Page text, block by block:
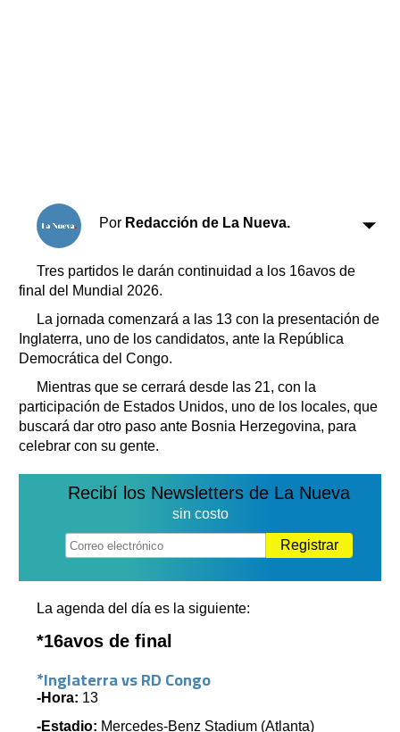
Por Redacción de La Nueva.
Tres partidos le darán continuidad a los 16avos de
final del Mundial 2026.
La jornada comenzará a las 13 con la presentación de
Inglaterra, uno de los candidatos, ante la República
Democrática del Congo.
Mientras que se cerrará desde las 21, con la
participación de Estados Unidos, uno de los locales, que
buscará dar otro paso ante Bosnia Herzegovina, para
celebrar con su gente.
Recibí los Newsletters de La Nueva
sin costo
Registrar
La agenda del día es la siguiente:
*16avos de final
*Inglaterra vs RD Congo
-Hora: 13
-Estadio: Mercedes-Benz Stadium (Atlanta)